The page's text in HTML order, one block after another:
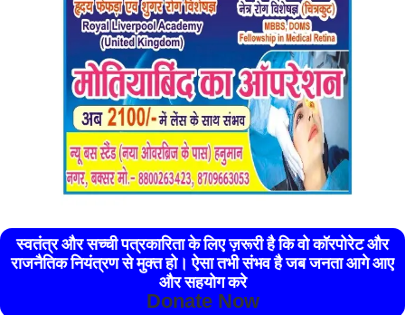
स्वतंत्र और सच्ची पत्रकारिता के लिए ज़रूरी है कि वो कॉरपोरेट और
राजनैतिक नियंत्रण से मुक्त हो। ऐसा तभी संभव है जब जनता आगे आए
और सहयोग करे
Donate Now